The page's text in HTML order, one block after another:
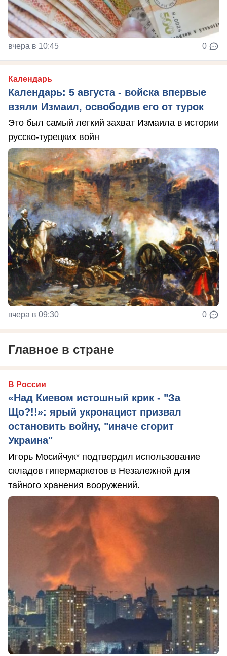
вчера в 10:45 0
Календарь
Календарь: 5 августа - войска впервые
взяли Измаил, освободив его от турок
Это был самый легкий захват Измаила в истории
русско-турецких войн
вчера в 09:30 0
Главное в стране
В России
«Над Киевом истошный крик - "За
Що?!!»: ярый укронацист призвал
остановить войну, "иначе сгорит
Украина"
Игорь Мосийчук* подтвердил использование
складов гипермаркетов в Незалежной для
тайного хранения вооружений.